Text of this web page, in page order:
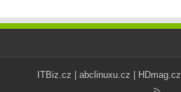
ITBiz.cz abclinuxu.cz HDmag.cz